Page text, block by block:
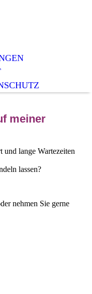
meiner
und lange Wartezeiten
lassen?
nehmen Sie gerne